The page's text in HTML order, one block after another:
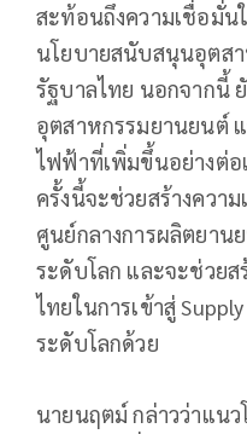
สะท้อนถึงความเชื่อมั่
นโยบายสนับสนุนอุตส
รัฐบาลไทย นอกจากนี้
อุตสาหกรรมยานยนต์
ไฟฟ้าที่เพิ่มขึ้นอย่างต่อ
ครั้งนี้จะช่วยสร้างควา
ศูนย์กลางการผลิตยา
ระดับโลก และจะช่วย
ไทยในการเข้าสู่
ระดับโลกด้วย
นายนฤตม์ กล่าวว่าแนว